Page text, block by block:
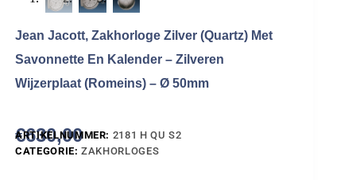
Jean Jacott, Zakhorloge Zilver (Quartz) Met
Savonnette En Kalender – Zilveren
Wijzerplaat (Romeins) – Ø 50mm
€630,00
ARTIKELNUMMER: 2181 H QU S2
CATEGORIE:ZAKHORLOGES